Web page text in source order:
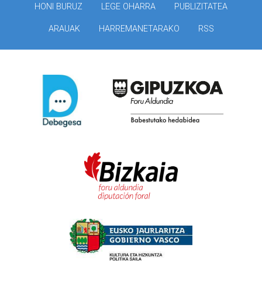
HONI BURUZ LEGE OHARRA PUBLIZITATEA
ARAUAK HARREMANETARAKO RSS